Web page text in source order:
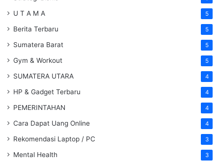
U T A M A 5
Berita Terbaru 5
Sumatera Barat 5
Gym & Workout 5
SUMATERA UTARA 4
HP & Gadget Terbaru 4
PEMERINTAHAN 4
Cara Dapat Uang Online 4
Rekomendasi Laptop / PC 3
Mental Health 3